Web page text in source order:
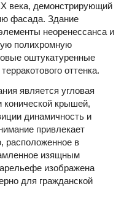
века, демонстрирующий
фасада. Здание
неоренессанса и
полихромную
оштукатуренные
оттенка.
является угловая
конической крышей,
динамичность и
привлекает
расположенное в
изящным
изображена
для гражданской